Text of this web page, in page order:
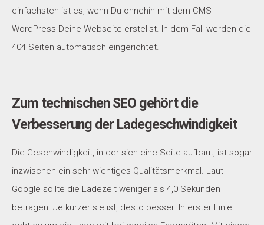
einfachsten ist es, wenn Du ohnehin mit dem CMS
WordPress Deine Webseite erstellst. In dem Fall werden die
404 Seiten automatisch eingerichtet.
Zum technischen SEO gehört die
Verbesserung der Ladegeschwindigkeit
Die Geschwindigkeit, in der sich eine Seite aufbaut, ist sogar
inzwischen ein sehr wichtiges Qualitätsmerkmal. Laut
Google sollte die Ladezeit weniger als 4,0 Sekunden
betragen. Je kürzer sie ist, desto besser. In erster Linie